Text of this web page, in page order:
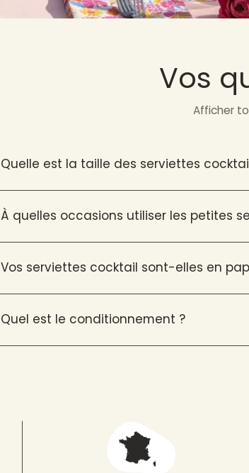
Vos
Afficher
Quelle est la taille des serviettes
À quelles occasions utiliser les petites
Vos serviettes cocktail sont-elles en
Quel est le conditionnement ?